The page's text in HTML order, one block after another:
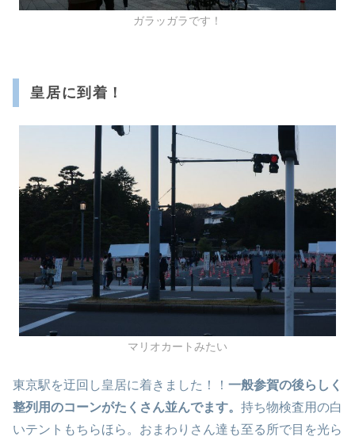
ガラッガラです！
皇居に到着！
マリオカートみたい
東京駅を迂回し皇居に着きました！！ 一般参賀の後らしく
整列用のコーンがたくさん並んでます。 持ち物検査用の白
いテントもちらほら。おまわりさん達も至る所で目を光ら